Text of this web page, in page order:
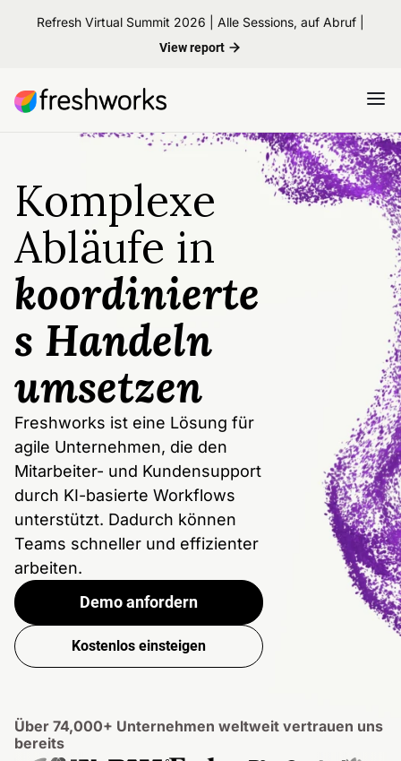
Refresh Virtual Summit 2026 | Alle Sessions, auf Abruf |
View report
Komplexe
Abläufe in
koordinierte
s Handeln
umsetzen
Freshworks ist eine Lösung für
agile Unternehmen, die den
Mitarbeiter- und Kundensupport
durch KI-basierte Workflows
unterstützt. Dadurch können
Teams schneller und effizienter
arbeiten.
Demo anfordern
Kostenlos einsteigen
Über 74,000+ Unternehmen weltweit vertrauen uns
bereits